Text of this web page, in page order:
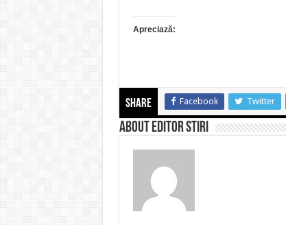
Apreciază:
Share Facebook Twitter
About Editor Stiri